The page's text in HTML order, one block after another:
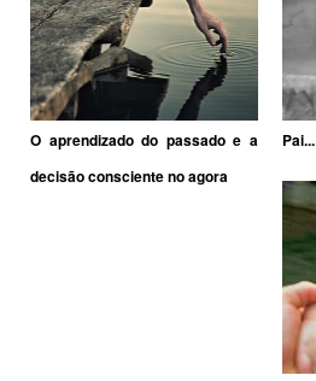
O aprendizado do passado e a
decisão consciente no agora
Pai...